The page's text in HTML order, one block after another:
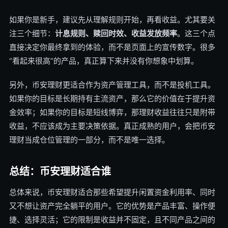
如果你是新手，建议先从理解规则开始，再看收益。尤其要关
注三个细节： 计息规则、赎回时效、收益发放频率。这三个点
直接决定你最终拿到的体验，而不是页面上的宣传数字。很多
“看起来很高”的产品，真正算下来并没有你想象中划算。
另外，币安理财更适合作为资产管理工具，而不是投机工具。
如果你的目标是长期持有主流资产，那么它的价值在于提升资
金效率；如果你的目标是短线博弈，那理财收益往往只是附带
收益，不应该成为主要决策依据。真正成熟的用户，会把币安
理财当成仓位管理的一部分，而不是唯一选择。
总结：币安理财适合谁
总体来说，币安理财适合那些希望提升闲置资金利用率、同时
又不想让资产完全躺平的用户。它的优势是产品丰富、操作便
捷、选择灵活；它的限制是收益并不固定，且不同产品之间的